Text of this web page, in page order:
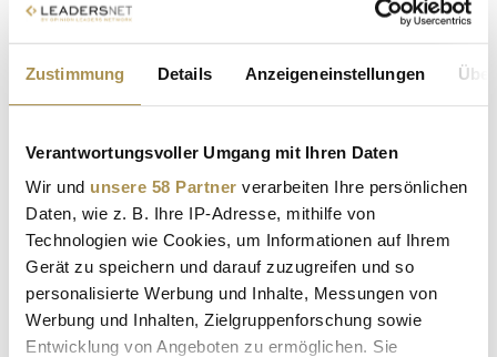
Zustimmung Details Anzeigeneinstellungen
Verantwortungsvoller Umgang mit Ihren Daten
Wir und unsere 58 Partner verarbeiten Ihre persönlichen
Daten, wie z. B. Ihre IP-Adresse, mithilfe von
Technologien wie Cookies, um Informationen auf Ihrem
Gerät zu speichern und darauf zuzugreifen und so
personalisierte Werbung und Inhalte, Messungen von
Werbung und Inhalten, Zielgruppenforschung sowie
Entwicklung von Angeboten zu ermöglichen. Sie